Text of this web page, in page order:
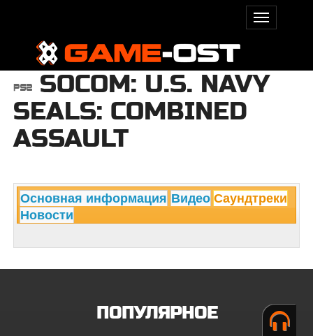
SOCOM: U.S. NAVY
SEALS: COMBINED
ASSAULT
Основная информация Видео Саундтреки
Новости
ПОПУЛЯРНОЕ